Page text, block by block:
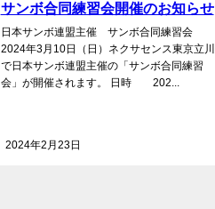
サンボ合同練習会開催のお知らせ
日本サンボ連盟主催 サンボ合同練習会
2024年3月10日（日）ネクサセンス東京立川
で日本サンボ連盟主催の「サンボ合同練習
会」が開催されます。 日時 202...
2024年2月23日